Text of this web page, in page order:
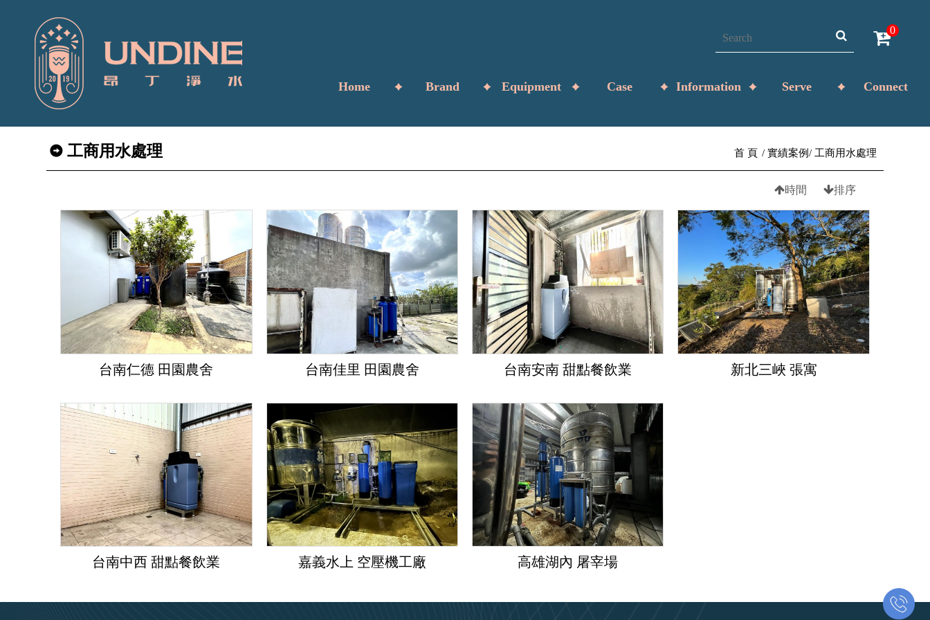
0
Home Brand Equipment Case Information Serve Connect
工商用水處理 首 頁 實績案例 工商用水處理
時間 排序
台南仁德 田園農舍 台南佳里 田園農舍 台南安南 甜點餐飲業 新北三峽 張寓
台南中西 甜點餐飲業 嘉義水上 空壓機工廠 高雄湖內 屠宰場